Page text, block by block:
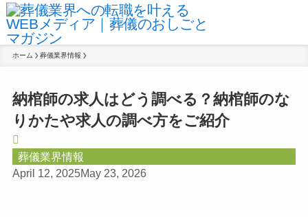
ホーム 葬儀業界情報
納棺師の求人はどう調べる？納棺師のな
りかたや求人の調べ方をご紹介
葬儀業界情報
April 12, 2025May 23, 2026